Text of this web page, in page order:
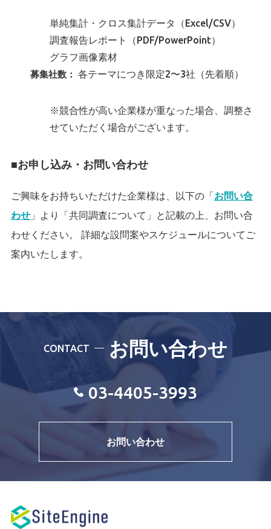
単純集計・クロス集計データ（Excel/CSV）
調査報告レポート（PDF/PowerPoint）
グラフ画像素材
募集社数： 各テーマにつき限定2〜3社（先着順）
※競合性が高い企業様が重なった場合、調整さ
せていただく場合がございます。
■お申し込み・お問い合わせ
ご興味をお持ちいただけた企業様は、以下の「お問い合
わせ」より「共同調査について」と記載の上、お問い合
わせください。 詳細な設問案やスケジュールについてご
案内いたします。
CONTACT お問い合わせ
03-4405-3993
お問い合わせ